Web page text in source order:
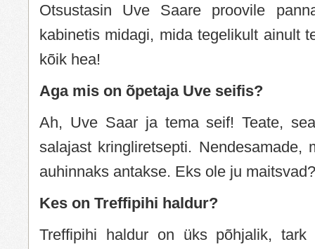
Otsustasin Uve Saare proovile
kabinetis midagi, mida tegelikult ainult
kõik hea!
Aga mis on õpetaja Uve seifis?
Ah, Uve Saar ja tema seif! Teate,
salajast kringliretsepti. Nendesamade,
auhinnaks antakse. Eks ole ju maitsvad?
Kes on Treffipihi haldur?
Treffipihi haldur on üks põhjalik, tark